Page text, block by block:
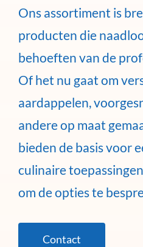
Ons assortiment is
producten die
behoeften van de
Of het nu gaat om
aardappelen,
andere op maat
bieden de basis voor
culinaire
om de opties te
Contact